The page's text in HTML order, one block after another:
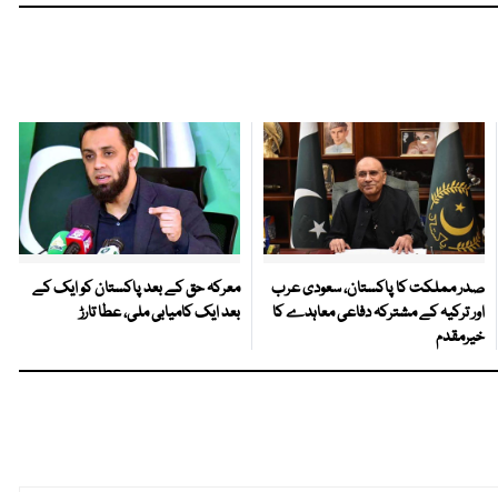
صدر مملکت کا پاکستان، سعودی عرب
اور ترکیہ کے مشترکہ دفاعی معاہدے کا
خیرمقدم
معرکہ حق کے بعد پاکستان کو ایک کے
بعد ایک کامیابی ملی، عطا تارڑ